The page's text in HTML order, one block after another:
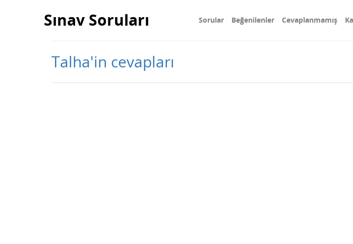
Sınav Soruları Sorular Beğenilenler Cevaplanmamış
Talha'in cevapları